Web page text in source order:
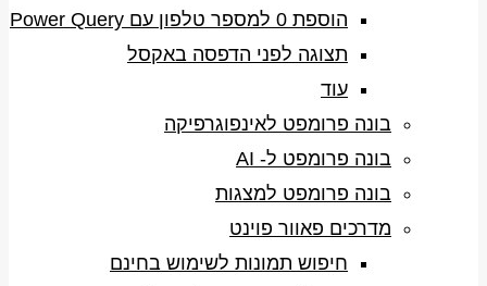
הוספת 0 למספר טלפון עם Power Query
תצוגה לפני הדפסה באקסל
עוד
בונה פרומפט לאינפוגרפיקה
בונה פרומפט ל- AI
בונה פרומפט למצגות
מדרכים פאוור פוינט
חיפוש תמונות לשימוש בחינם